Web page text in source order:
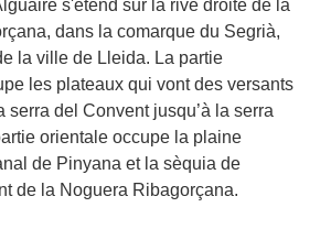
s'étend sur la rive droite de la
dans la comarque du Segrià,
la ville de Lleida. La partie
les plateaux qui vont des versants
serra del Convent jusqu’à la serra
orientale occupe la plaine
de Pinyana et la sèquia de
de la Noguera Ribagorçana.